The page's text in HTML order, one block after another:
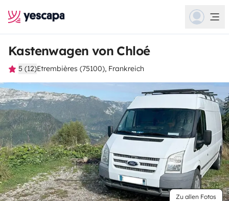
Kastenwagen von Chloé
5 (12)Etrembières (75100), Frankreich
Zu allen Fotos